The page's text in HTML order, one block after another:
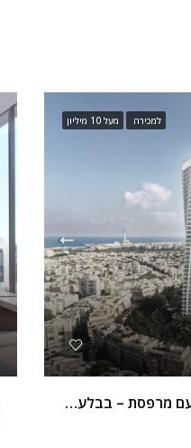
למכירה מעל 10 מיליון
דירה גבוהה במגדל בכיכר המדינה עם מרפסת – בבלעדיות!!!